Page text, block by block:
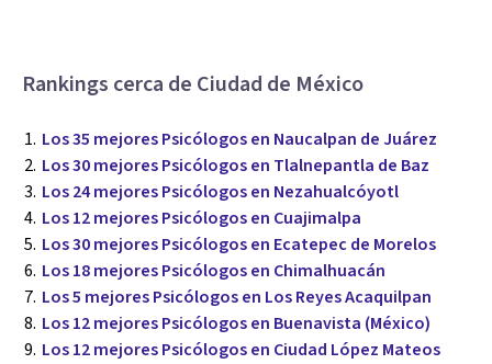
Rankings cerca de Ciudad de México
Los 35 mejores Psicólogos en Naucalpan de Juárez
Los 30 mejores Psicólogos en Tlalnepantla de Baz
Los 24 mejores Psicólogos en Nezahualcóyotl
Los 12 mejores Psicólogos en Cuajimalpa
Los 30 mejores Psicólogos en Ecatepec de Morelos
Los 18 mejores Psicólogos en Chimalhuacán
Los 5 mejores Psicólogos en Los Reyes Acaquilpan
Los 12 mejores Psicólogos en Buenavista (México)
Los 12 mejores Psicólogos en Ciudad López Mateos